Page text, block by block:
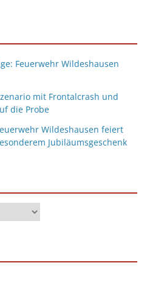
Feuerwehr Wildeshausen
mit Frontalcrash und
die Probe
Wildeshausen feiert
Jubiläumsgeschenk